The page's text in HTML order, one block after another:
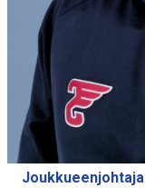
Joukkueenjohtaja